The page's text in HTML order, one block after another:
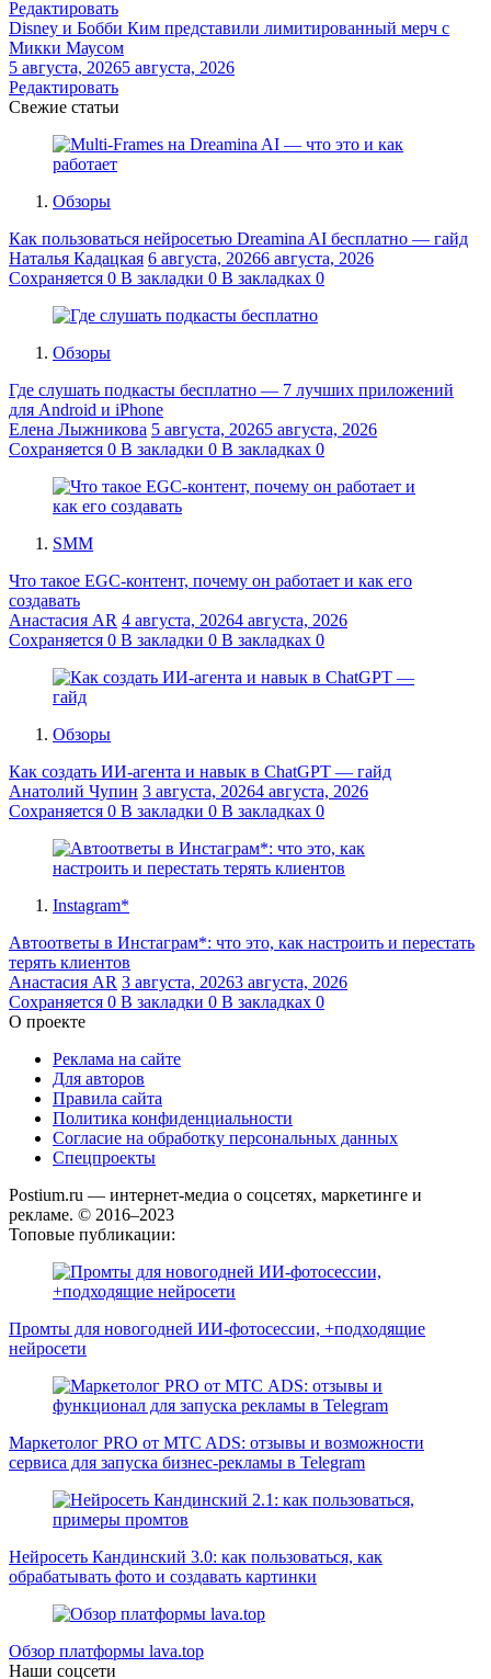
Редактировать
Disney и Бобби Ким представили лимитированный мерч с
Микки Маусом
5 августа, 20265 августа, 2026
Редактировать
Свежие статьи
Обзоры
Как пользоваться нейросетью Dreamina AI бесплатно — гайд
Наталья Кадацкая 6 августа, 20266 августа, 2026
Сохраняется 0 В закладки 0 В закладках 0
Обзоры
Где слушать подкасты бесплатно — 7 лучших приложений
для Android и iPhone
Елена Лыжникова 5 августа, 20265 августа, 2026
Сохраняется 0 В закладки 0 В закладках 0
SMM
Что такое EGC-контент, почему он работает и как его
создавать
Анастасия AR 4 августа, 20264 августа, 2026
Сохраняется 0 В закладки 0 В закладках 0
Обзоры
Как создать ИИ-агента и навык в ChatGPT — гайд
Анатолий Чупин 3 августа, 20264 августа, 2026
Сохраняется 0 В закладки 0 В закладках 0
Instagram*
Автоответы в Инстаграм*: что это, как настроить и перестать
терять клиентов
Анастасия AR 3 августа, 20263 августа, 2026
Сохраняется 0 В закладки 0 В закладках 0
О проекте
Реклама на сайте
Для авторов
Правила сайта
Политика конфиденциальности
Согласие на обработку персональных данных
Спецпроекты
Postium.ru — интернет-медиа о соцсетях, маркетинге и
рекламе. © 2016–2023
Топовые публикации:
Промты для новогодней ИИ-фотосессии, +подходящие
нейросети
Маркетолог PRO от MTC ADS: отзывы и возможности
сервиса для запуска бизнес-рекламы в Telegram
Нейросеть Кандинский 3.0: как пользоваться, как
обрабатывать фото и создавать картинки
Обзор платформы lava.top
Наши соцсети